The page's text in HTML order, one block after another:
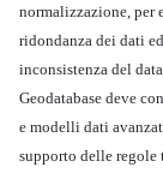
normalizzazione, per
ridondanza dei dati
inconsistenza del
Geodatabase deve
e modelli dati
supporto delle regole